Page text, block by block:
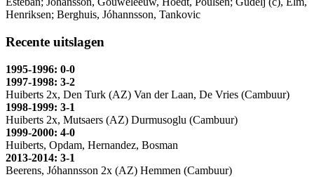
Henriksen; Berghuis, Jóhannsson, Tankovic
Recente uitslagen
1995-1996: 0-0
1997-1998: 3-2
Huiberts 2x, Den Turk (AZ) Van der Laan, De Vries (Cambuur)
1998-1999: 3-1
Huiberts 2x, Mutsaers (AZ) Durmusoglu (Cambuur)
1999-2000: 4-0
Huiberts, Opdam, Hernandez, Bosman
2013-2014: 3-1
Beerens, Jóhannsson 2x (AZ) Hemmen (Cambuur)